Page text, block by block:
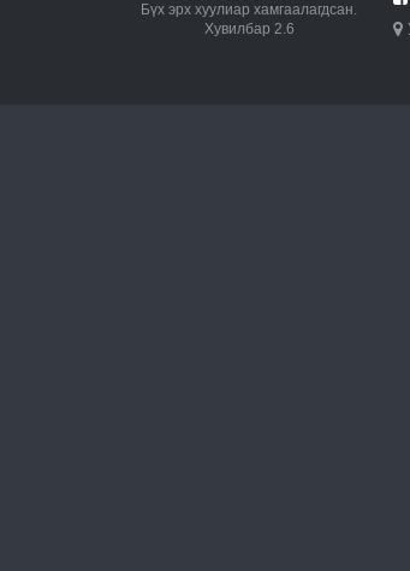
Бүх эрх хуулиар хамгаалагдсан.
Хувилбар 2.6